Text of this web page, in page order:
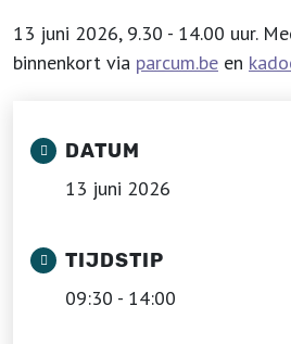
13 juni 2026, 9.30 - 14.00 uur.
binnenkort via parcum.be en
DATUM
13 juni 2026
TIJDSTIP
09:30 - 14:00